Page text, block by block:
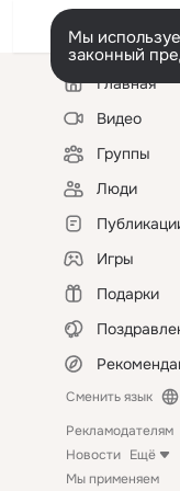
Мы
законный
Левая
колонкаГлавная
Видео
Группы
Люди
Игры
Подарки
Сменить язык
Рекламодателям
Новости Ещё
Мы применяем